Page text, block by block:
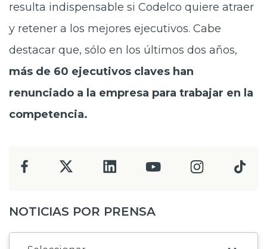
resulta indispensable si Codelco quiere atraer
y retener a los mejores ejecutivos. Cabe
destacar que, sólo en los últimos dos años,
más de 60 ejecutivos claves han
renunciado a la empresa para trabajar en la
competencia.
NOTICIAS POR PRENSA